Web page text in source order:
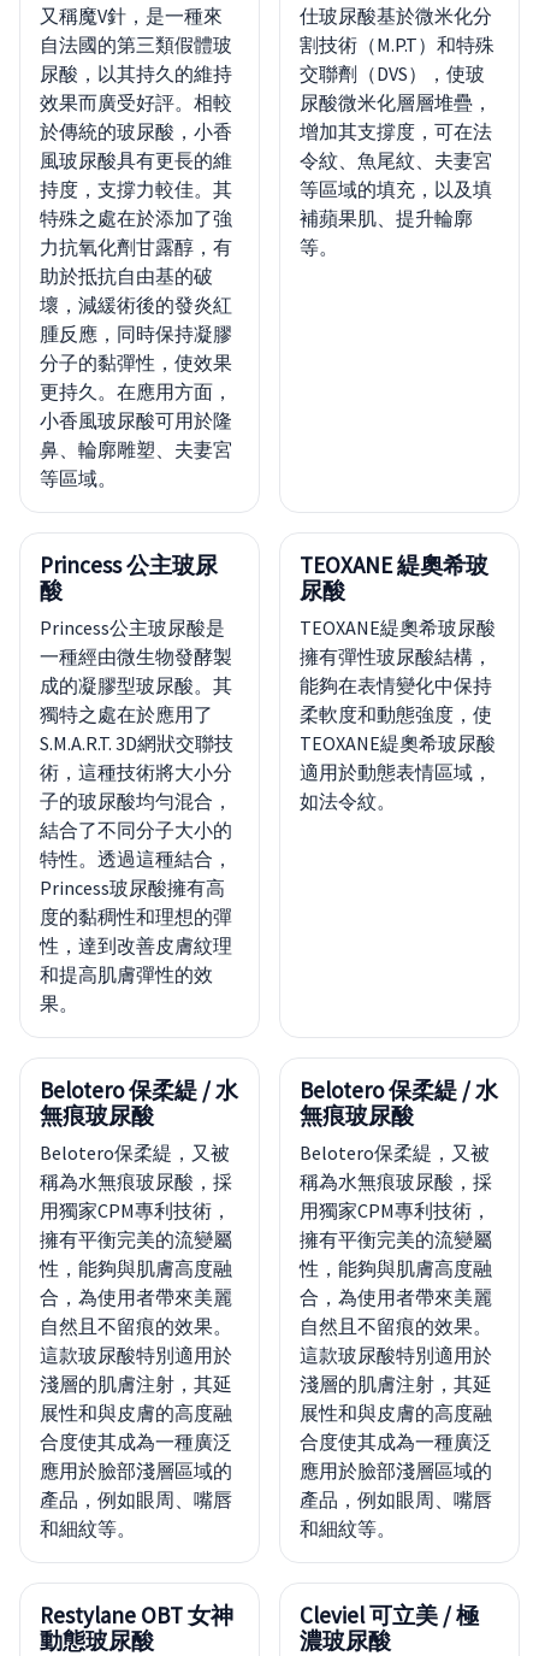
又稱魔V針，是一種來
自法國的第三類假體玻
尿酸，以其持久的維持
效果而廣受好評。相較
於傳統的玻尿酸，小香
風玻尿酸具有更長的維
持度，支撐力較佳。其
特殊之處在於添加了強
力抗氧化劑甘露醇，有
助於抵抗自由基的破
壞，減緩術後的發炎紅
腫反應，同時保持凝膠
分子的黏彈性，使效果
更持久。在應用方面，
小香風玻尿酸可用於隆
鼻、輪廓雕塑、夫妻宮
等區域。
仕玻尿酸基於微米化分
割技術（M.P.T）和特殊
交聯劑（DVS），使玻
尿酸微米化層層堆疊，
增加其支撐度，可在法
令紋、魚尾紋、夫妻宮
等區域的填充，以及填
補蘋果肌、提升輪廓
等。
Princess 公主玻尿
酸
Princess公主玻尿酸是
一種經由微生物發酵製
成的凝膠型玻尿酸。其
獨特之處在於應用了
S.M.A.R.T. 3D網狀交聯技
術，這種技術將大小分
子的玻尿酸均勻混合，
結合了不同分子大小的
特性。透過這種結合，
Princess玻尿酸擁有高
度的黏稠性和理想的彈
性，達到改善皮膚紋理
和提高肌膚彈性的效
果。
TEOXANE 緹奧希玻
尿酸
TEOXANE緹奧希玻尿酸
擁有彈性玻尿酸結構，
能夠在表情變化中保持
柔軟度和動態強度，使
TEOXANE緹奧希玻尿酸
適用於動態表情區域，
如法令紋。
Belotero 保柔緹 / 水
無痕玻尿酸
Belotero保柔緹，又被
稱為水無痕玻尿酸，採
用獨家CPM專利技術，
擁有平衡完美的流變屬
性，能夠與肌膚高度融
合，為使用者帶來美麗
自然且不留痕的效果。
這款玻尿酸特別適用於
淺層的肌膚注射，其延
展性和與皮膚的高度融
合度使其成為一種廣泛
應用於臉部淺層區域的
產品，例如眼周、嘴唇
和細紋等。
Belotero 保柔緹 / 水
無痕玻尿酸
Belotero保柔緹，又被
稱為水無痕玻尿酸，採
用獨家CPM專利技術，
擁有平衡完美的流變屬
性，能夠與肌膚高度融
合，為使用者帶來美麗
自然且不留痕的效果。
這款玻尿酸特別適用於
淺層的肌膚注射，其延
展性和與皮膚的高度融
合度使其成為一種廣泛
應用於臉部淺層區域的
產品，例如眼周、嘴唇
和細紋等。
Restylane OBT 女神
動態玻尿酸
Cleviel 可立美 / 極
濃玻尿酸